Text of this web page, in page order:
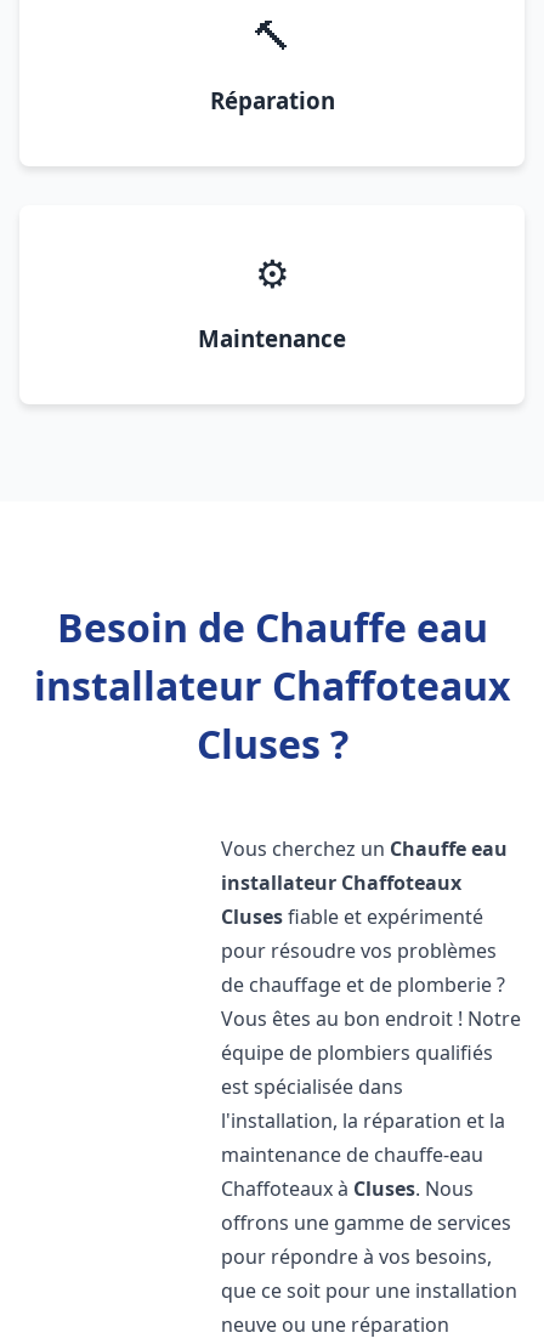
🔨
Réparation
⚙️
Maintenance
Besoin de Chauffe eau
installateur Chaffoteaux
Cluses ?
Vous cherchez un Chauffe eau
installateur Chaffoteaux
Clusesfiable et expérimenté
pour résoudre vos problèmes
de chauffage et de plomberie ?
Vous êtes au bon endroit ! Notre
équipe de plombiers qualifiés
est spécialisée dans
l'installation, la réparation et la
maintenance de chauffe-eau
Chaffoteaux à Cluses. Nous
offrons une gamme de services
pour répondre à vos besoins,
que ce soit pour une installation
neuve ou une réparation